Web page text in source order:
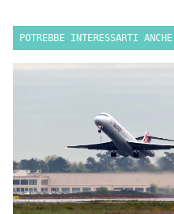
POTREBBE INTERESSARTI ANCHE